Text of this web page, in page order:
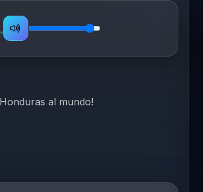
al mundo!